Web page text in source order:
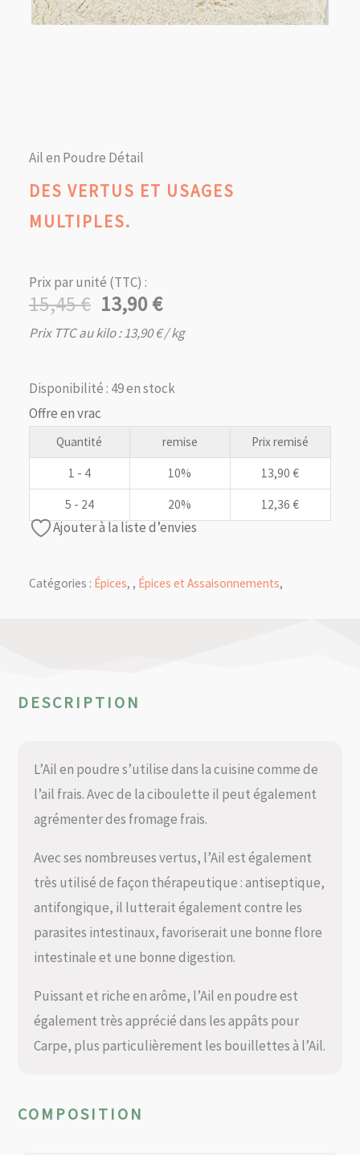
Ail en Poudre Détail
DES VERTUS ET USAGES
MULTIPLES.
Prix par unité (TTC) :
15,45€
Le
prix
était :
15,45 €.
13,90€
Le
prix
est :
13,90 €.
Prix TTC au kilo :13,90€/ kg
Disponibilité : 49 en stock
Offre en vrac
Quantité remise Prix remisé
1 - 4 10% 13,90€
5 - 24 20% 12,36€
Ajouter à la liste d’envies
Catégories : Épices, , Épices et Assaisonnements,
DESCRIPTION
L’Ail en poudre s’utilise dans la cuisine comme de
l’ail frais. Avec de la ciboulette il peut également
agrémenter des fromage frais.
Avec ses nombreuses vertus, l’Ail est également
très utilisé de façon thérapeutique : antiseptique,
antifongique, il lutterait également contre les
parasites intestinaux, favoriserait une bonne flore
intestinale et une bonne digestion.
Puissant et riche en arôme, l’Ail en poudre est
également très apprécié dans les appâts pour
Carpe, plus particulièrement les bouillettes à l’Ail.
COMPOSITION